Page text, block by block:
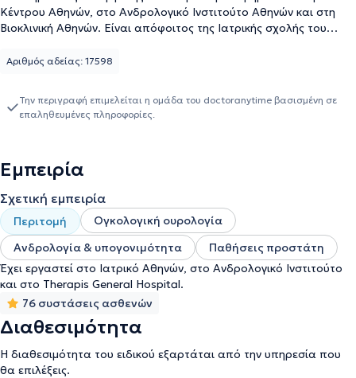
Κέντρου Αθηνών, στο Ανδρολογικό Ινστιτούτο Αθηνών και στη
Βιοκλινική Αθηνών. Είναι απόφοιτος της Ιατρικής σχολής του
ειδικεύθηκε στην Ουρολογία στο Αντικαρκινικό Νοσοκομείο
δημοσιεύσεις αυτών έχουν παρουσιαστεί σε ιατρικά συνέδρια.
Τέλος, εξειδικεύεται στην κυστεοσκόπηση στην ογκολογική
Αριθμός αδείας: 17598
Την περιγραφή επιμελείται η ομάδα του doctoranytime βασισμένη σε
επαληθευμένες πληροφορίες.
Εμπειρία
Σχετική εμπειρία
Περιτομή
Ογκολογική ουρολογία
Ανδρολογία & υπογονιμότητα
Παθήσεις προστάτη
Έχει εργαστεί στο Ιατρικό Αθηνών, στο Ανδρολογικό Ινστιτούτο
και στο Τherapis General Hospital.
76 συστάσεις ασθενών
Διαθεσιμότητα
Η διαθεσιμότητα του ειδικού εξαρτάται από την υπηρεσία που
θα επιλέξεις.